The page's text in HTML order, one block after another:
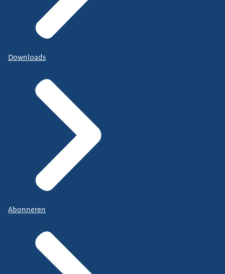
Downloads
Abonneren